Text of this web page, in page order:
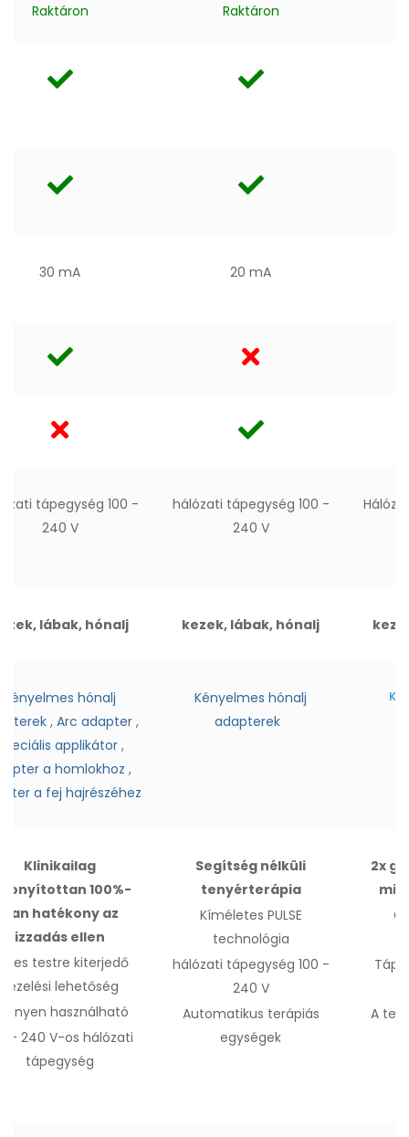
Raktáron Raktáron
30 mA 20 mA
tápegység 100 -
240 V
hálózati tápegység 100 -
240 V
lábak, hónalj kezek, lábak, hónalj
Kényelmes hónalj
, Arc adapter ,
applikátor,
a homlokhoz ,
a fej hajrészéhez
Kényelmes hónalj
adapterek
Klinikailag
100%-
ban hatékony az
izzadás ellen
testre kiterjedő
kezelési lehetőség
használható
- 240 V-os hálózati
tápegység
Segítség nélküli
tenyérterápia
Kíméletes PULSE
technológia
hálózati tápegység 100 -
240 V
Automatikus terápiás
egységek
2x
A